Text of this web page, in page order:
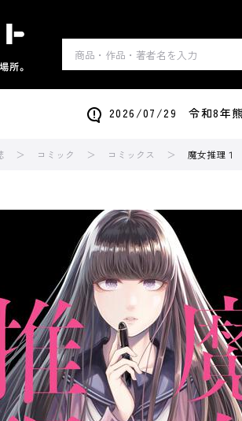
2026/07/29 令和8年熊
コミック コミックス 魔女推理１